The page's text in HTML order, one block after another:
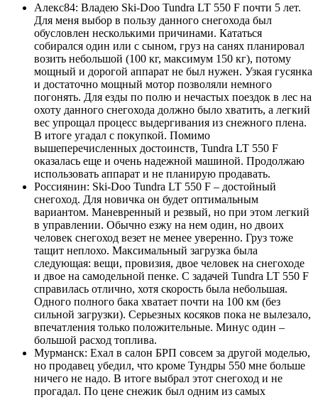
Алекс84: Владею Ski-Doo Tundra LT 550 F почти 5 лет.
Для меня выбор в пользу данного снегохода был
обусловлен несколькими причинами. Кататься
собирался один или с сыном, груз на санях планировал
возить небольшой (100 кг, максимум 150 кг), потому
мощный и дорогой аппарат не был нужен. Узкая гусянка
и достаточно мощный мотор позволяли немного
погонять. Для езды по полю и нечастых поездок в лес на
охоту данного снегохода должно было хватить, а легкий
вес упрощал процесс выдергивания из снежного плена.
В итоге угадал с покупкой. Помимо
вышеперечисленных достоинств, Tundra LT 550 F
оказалась еще и очень надежной машиной. Продолжаю
использовать аппарат и не планирую продавать.
Россиянин: Ski-Doo Tundra LT 550 F – достойный
снегоход. Для новичка он будет оптимальным
вариантом. Маневренный и резвый, но при этом легкий
в управлении. Обычно езжу на нем один, но двоих
человек снегоход везет не менее уверенно. Груз тоже
тащит неплохо. Максимальный загрузка была
следующая: вещи, провизия, двое человек на снегоходе
и двое на самодельной пенке. С задачей Tundra LT 550 F
справилась отлично, хотя скорость была небольшая.
Одного полного бака хватает почти на 100 км (без
сильной загрузки). Серьезных косяков пока не вылезало,
впечатления только положительные. Минус один –
большой расход топлива.
Мурманск: Ехал в салон БРП совсем за другой моделью,
но продавец убедил, что кроме Тундры 550 мне больше
ничего не надо. В итоге выбрал этот снегоход и не
прогадал. По цене снежик был одним из самых